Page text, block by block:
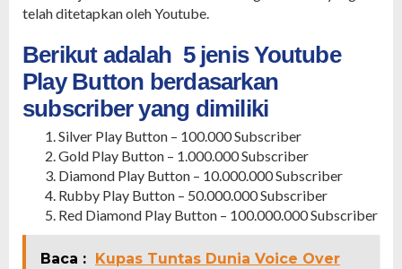
telah ditetapkan oleh Youtube.
Berikut adalah 5 jenis Youtube
Play Button berdasarkan
subscriber yang dimiliki
Silver Play Button – 100.000 Subscriber
Gold Play Button – 1.000.000 Subscriber
Diamond Play Button – 10.000.000 Subscriber
Rubby Play Button – 50.000.000 Subscriber
Red Diamond Play Button – 100.000.000 Subscriber
Baca :
Kupas Tuntas Dunia Voice Over